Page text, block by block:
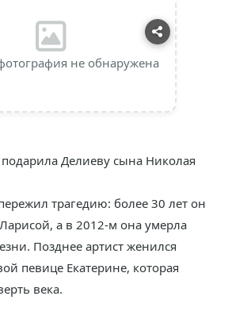
не обнаружена
подарила Делиеву сына Николая
трагедию: более 30 лет он
а в 2012-м она умерла
Позднее артист женился
певице Екатерине, которая
века.